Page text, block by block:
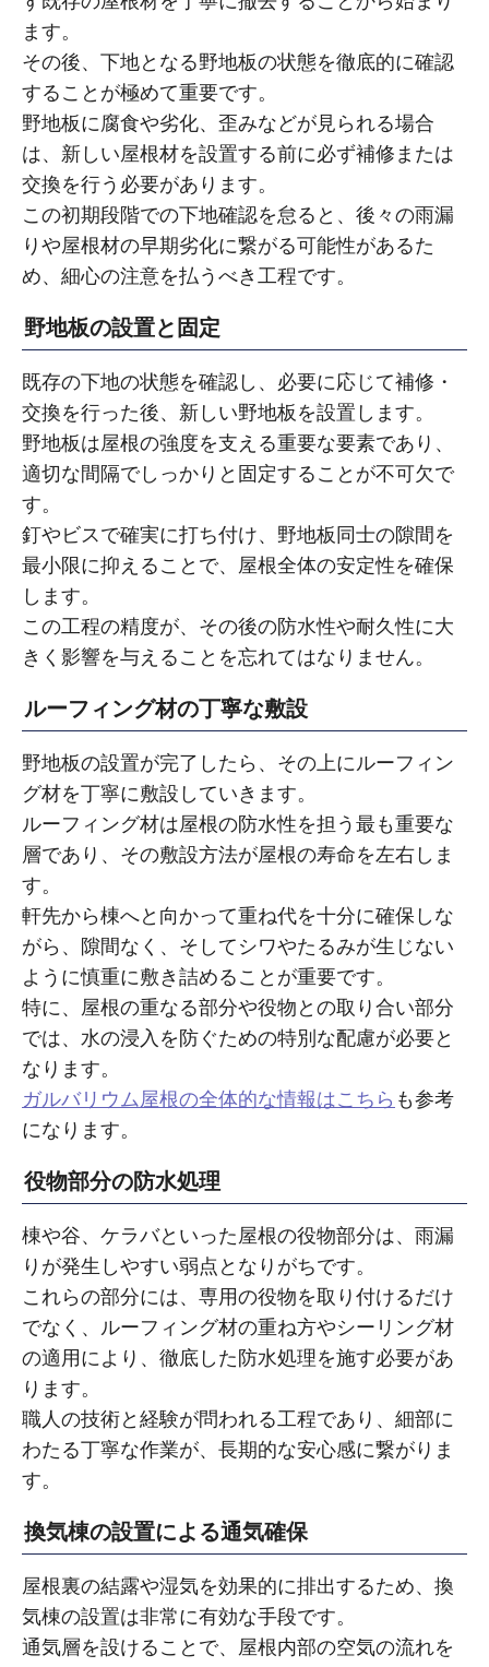
ます。
その後、下地となる野地板の状態を徹底的に確認
することが極めて重要です。
野地板に腐食や劣化、歪みなどが見られる場合
は、新しい屋根材を設置する前に必ず補修または
交換を行う必要があります。
この初期段階での下地確認を怠ると、後々の雨漏
りや屋根材の早期劣化に繋がる可能性があるた
め、細心の注意を払うべき工程です。
野地板の設置と固定
既存の下地の状態を確認し、必要に応じて補修・
交換を行った後、新しい野地板を設置します。
野地板は屋根の強度を支える重要な要素であり、
適切な間隔でしっかりと固定することが不可欠で
す。
釘やビスで確実に打ち付け、野地板同士の隙間を
最小限に抑えることで、屋根全体の安定性を確保
します。
この工程の精度が、その後の防水性や耐久性に大
きく影響を与えることを忘れてはなりません。
ルーフィング材の丁寧な敷設
野地板の設置が完了したら、その上にルーフィン
グ材を丁寧に敷設していきます。
ルーフィング材は屋根の防水性を担う最も重要な
層であり、その敷設方法が屋根の寿命を左右しま
す。
軒先から棟へと向かって重ね代を十分に確保しな
がら、隙間なく、そしてシワやたるみが生じない
ように慎重に敷き詰めることが重要です。
特に、屋根の重なる部分や役物との取り合い部分
では、水の浸入を防ぐための特別な配慮が必要と
なります。
ガルバリウム屋根の全体的な情報はこちら も参考
になります。
役物部分の防水処理
棟や谷、ケラバといった屋根の役物部分は、雨漏
りが発生しやすい弱点となりがちです。
これらの部分には、専用の役物を取り付けるだけ
でなく、ルーフィング材の重ね方やシーリング材
の適用により、徹底した防水処理を施す必要があ
ります。
職人の技術と経験が問われる工程であり、細部に
わたる丁寧な作業が、長期的な安心感に繋がりま
す。
換気棟の設置による通気確保
屋根裏の結露や湿気を効果的に排出するため、換
気棟の設置は非常に有効な手段です。
通気層を設けることで、屋根内部の空気の流れを